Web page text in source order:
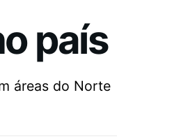
país
áreas do Norte